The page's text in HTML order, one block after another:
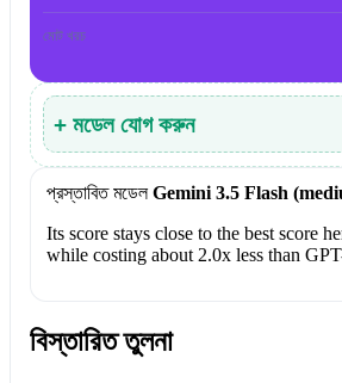
মোট খরচ
+ মডেল যোগ করুন
প্রস্তাবিত মডেল Gemini 3.5 Flash
Its score stays close to the best score
while costing about 2.0x less than
বিস্তারিত তুলনা